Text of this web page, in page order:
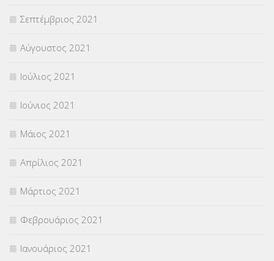
Σεπτέμβριος 2021
Αύγουστος 2021
Ιούλιος 2021
Ιούνιος 2021
Μάιος 2021
Απρίλιος 2021
Μάρτιος 2021
Φεβρουάριος 2021
Ιανουάριος 2021